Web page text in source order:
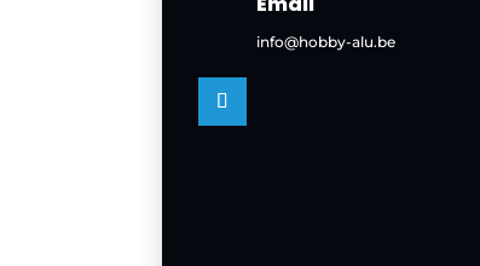
info@hobby-alu.be